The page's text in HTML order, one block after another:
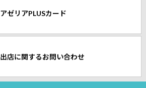
アゼリアPLUSカード
出店に関するお問い合わせ